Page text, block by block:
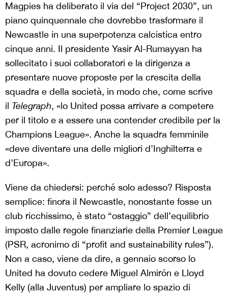
Magpies ha deliberato il via del “Project 2030”, un
piano quinquennale che dovrebbe trasformare il
Newcastle in una superpotenza calcistica entro
cinque anni. Il presidente Yasir Al-Rumayyan ha
sollecitato i suoi collaboratori e la dirigenza a
presentare nuove proposte per la crescita della
squadra e della società, in modo che, come scrive
il Telegraph, «lo United possa arrivare a competere
per il titolo e a essere una contender credibile per la
Champions League». Anche la squadra femminile
«deve diventare una delle migliori d’Inghilterra e
d’Europa».
Viene da chiedersi: perché solo adesso? Risposta
semplice: finora il Newcastle, nonostante fosse un
club ricchissimo, è stato “ostaggio” dell’equilibrio
imposto dalle regole finanziarie della Premier League
(PSR, acronimo di “profit and sustainability rules”).
Non a caso, viene da dire, a gennaio scorso lo
United ha dovuto cedere Miguel Almirón e Lloyd
Kelly (alla Juventus) per ampliare lo spazio di